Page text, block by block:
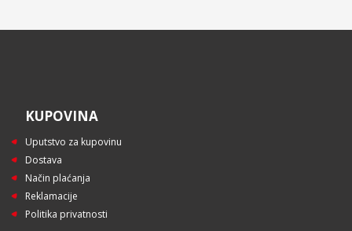
KUPOVINA
Uputstvo za kupovinu
Dostava
Način plaćanja
Reklamacije
Politika privatnosti